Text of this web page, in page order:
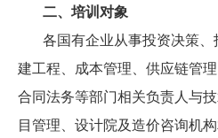
二、培训对象
各国有企业从事投资决策
建工程、成本管理、供应链管
合同法务等部门相关负责人与
目管理、设计院及造价咨询机构